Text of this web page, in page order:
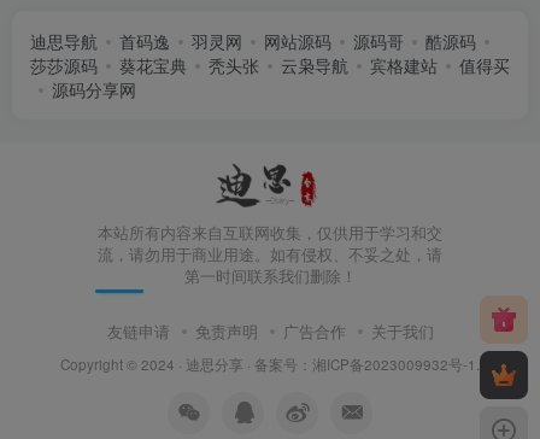
迪思导航 首码逸 羽灵网 网站源码 源码哥
酷源码
莎莎源码
葵花宝典 秃头张 云枭导航 宾格建站
值得买
源码分享网
本站所有内容来自互联网收集，仅供用于学习和交
流，请勿用于商业用途。如有侵权、不妥之处，请
第一时间联系我们删除！
友链申请 免责声明 广告合作 关于我们
Copyright © 2024 · 迪思分享 · 备案号： 湘ICP备2023009932号-1